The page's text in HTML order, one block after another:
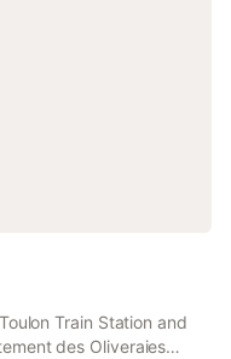
Train Station and
des Oliveraies